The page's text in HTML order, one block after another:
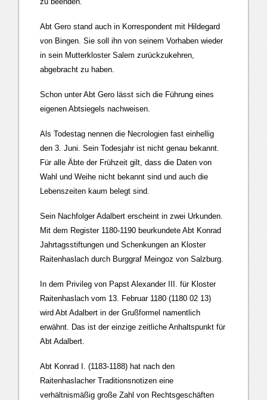
Abt Gero stand auch in Korrespondent mit Hildegard
von Bingen. Sie soll ihn von seinem Vorhaben wieder
in sein Mutterkloster Salem zurückzukehren,
abgebracht zu haben.
Schon unter Abt Gero lässt sich die Führung eines
eigenen Abtsiegels nachweisen.
Als Todestag nennen die Necrologien fast einhellig
den 3. Juni. Sein Todesjahr ist nicht genau bekannt.
Für alle Äbte der Frühzeit gilt, dass die Daten von
Wahl und Weihe nicht bekannt sind und auch die
Lebenszeiten kaum belegt sind.
Sein Nachfolger Adalbert erscheint in zwei Urkunden.
Mit dem Register 1180-1190 beurkundete Abt Konrad
Jahrtagsstiftungen und Schenkungen an Kloster
Raitenhaslach durch Burggraf Meingoz von Salzburg.
In dem Privileg von Papst Alexander III. für Kloster
Raitenhaslach vom 13. Februar 1180 (1180 02 13)
wird Abt Adalbert in der Grußformel namentlich
erwähnt. Das ist der einzige zeitliche Anhaltspunkt für
Abt Adalbert.
Abt Konrad I. (1183-1188) hat nach den
Raitenhaslacher Traditionsnotizen eine
verhältnismäßig große Zahl von Rechtsgeschäften